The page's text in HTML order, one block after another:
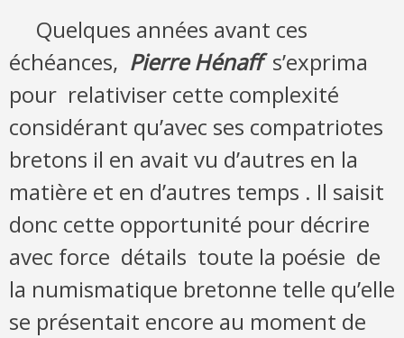
Quelques années avant ces
échéances, Pierre Hénaffs’exprima
pour relativiser cette complexité
considérant qu’avec ses compatriotes
bretons il en avait vu d’autres en la
matière et en d’autres temps . Il saisit
donc cette opportunité pour décrire
avec force détails toute la poésie de
la numismatique bretonne telle qu’elle
se présentait encore au moment de